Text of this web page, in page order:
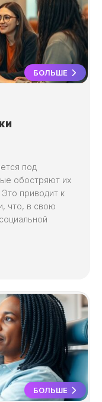
БОЛЬШЕ
под
обостряют их
приводит к
что, в свою
БОЛЬШЕ